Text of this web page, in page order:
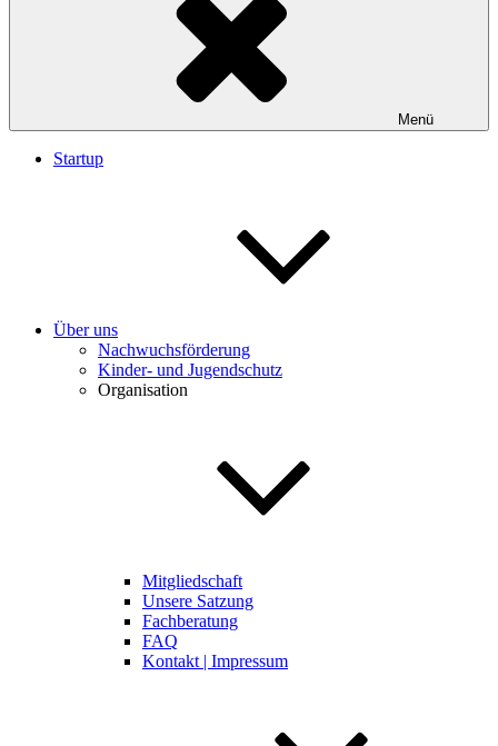
Menü
Startup
Über uns
Nachwuchsförderung
Kinder- und Jugendschutz
Organisation
Mitgliedschaft
Unsere Satzung
Fachberatung
FAQ
Kontakt | Impressum